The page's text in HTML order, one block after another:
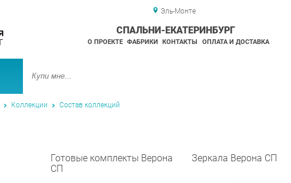
Эль-Монте
СПАЛЬНИ-ЕКАТЕРИНБУРГ
О ПРОЕКТЕ ФАБРИКИ КОНТАКТЫ ОПЛАТА И ДОСТАВКА
Коллекции Состав коллекций
Готовые комплекты Верона
СП
Зеркала Верона СП